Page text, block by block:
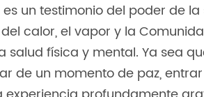
un testimonio del poder de
calor, el vapor y la
física y mental. Ya sea
de un momento de paz,